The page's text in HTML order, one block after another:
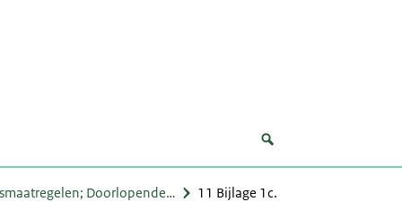
Doorlopende…
11 Bijlage 1c.